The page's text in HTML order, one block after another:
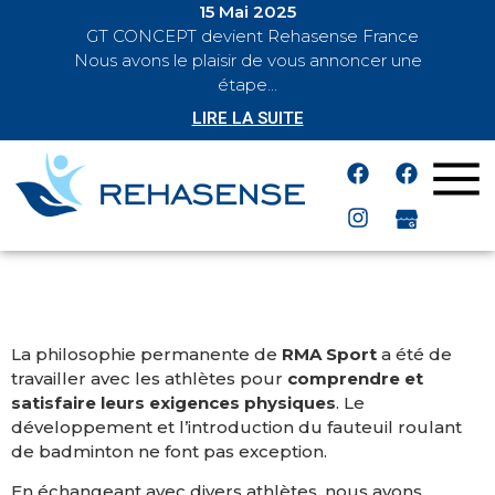
BREAKING
15 Mai 2025
GT CONCEPT devient Rehasense France
Nous avons le plaisir de vous annoncer une
étape...
LIRE LA SUITE
La philosophie permanente de RMA Sport a été de
travailler avec les athlètes pour comprendre et
satisfaire leurs exigences physiques. Le
développement et l’introduction du fauteuil roulant
de badminton ne font pas exception.